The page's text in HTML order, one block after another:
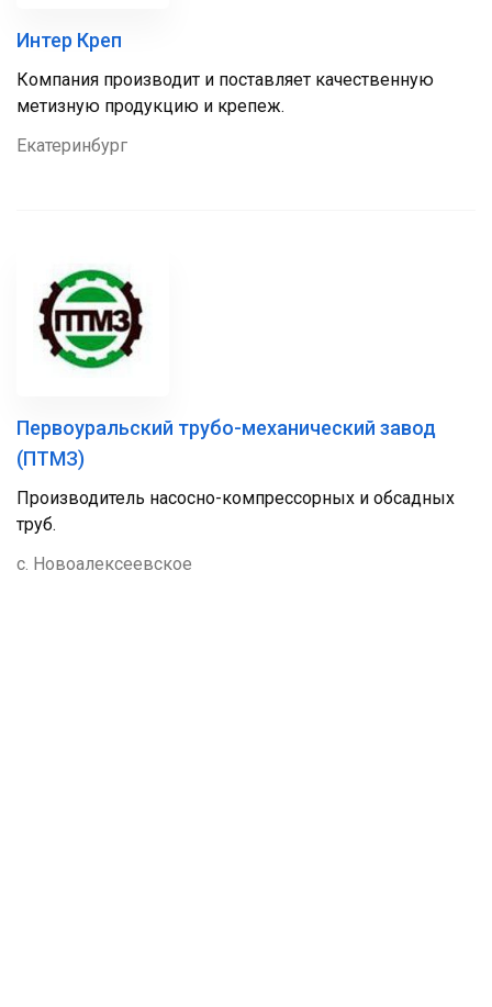
Интер Креп
Компания производит и поставляет качественную
метизную продукцию и крепеж.
Екатеринбург
Первоуральский трубо-механический завод
(ПТМЗ)
Производитель насосно-компрессорных и обсадных
труб.
с. Новоалексеевское